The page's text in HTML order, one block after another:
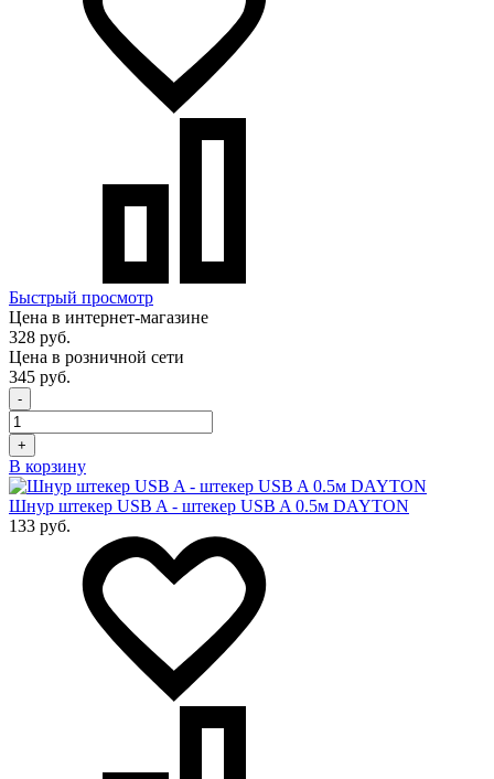
Быстрый просмотр
Цена в интернет-магазине
328 руб.
Цена в розничной сети
345 руб.
-
+
В корзину
Шнур штекер USB A - штекер USB A 0.5м DAYTON
133 руб.